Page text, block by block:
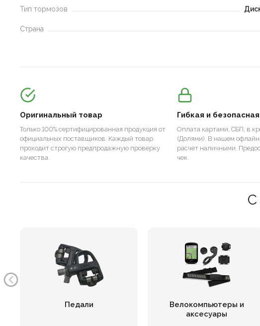
Тип тормозов
Страна
Оригинальный товар
Только 100% сертифицированная продукция от
официальных поставщиков. Каждый товар
проходит строгую предпродажную проверку
качества.
Гибкая и
Оплата картами, СБП, в
(Долями). В нашем
расчет наличными.
чек.
С
Педали
Велокомпьютеры и
аксесуары